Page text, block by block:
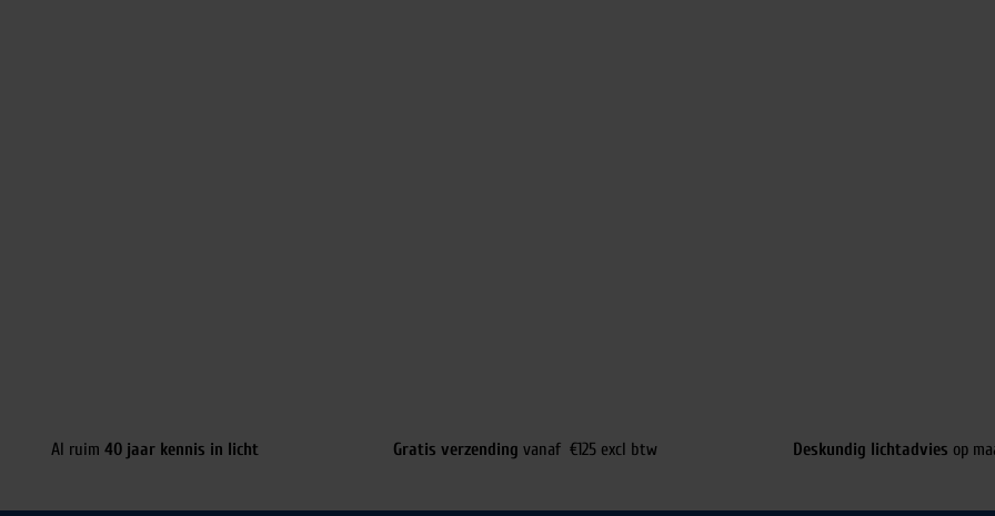
Al ruim 40 jaar kennis in licht Gratis verzending vanaf €125 excl btw Deskundig lichtadvies op